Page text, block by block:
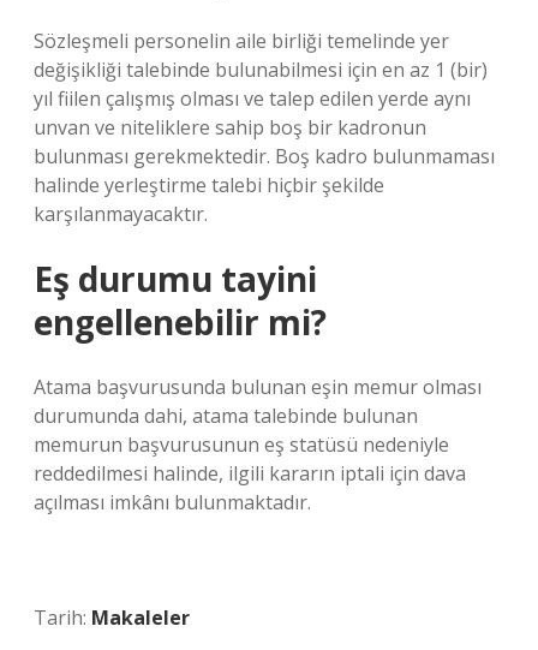
Sözleşmeli personelin aile birliği temelinde yer
değişikliği talebinde bulunabilmesi için en az 1 (bir)
yıl fiilen çalışmış olması ve talep edilen yerde aynı
unvan ve niteliklere sahip boş bir kadronun
bulunması gerekmektedir. Boş kadro bulunmaması
halinde yerleştirme talebi hiçbir şekilde
karşılanmayacaktır.
Eş durumu tayini
engellenebilir mi?
Atama başvurusunda bulunan eşin memur olması
durumunda dahi, atama talebinde bulunan
memurun başvurusunun eş statüsü nedeniyle
reddedilmesi halinde, ilgili kararın iptali için dava
açılması imkânı bulunmaktadır.
Tarih: Makaleler